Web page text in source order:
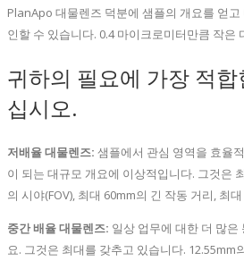
PlanApo 대물렌즈 덕분에 샘플의 개요를 얻
인할 수 있습니다. 0.4 마이크로미터만큼 작은
귀하의 필요에 가장 적
십시오.
저배율 대물렌즈: 샘플에서 관심 영역을 효율
이 되는 대규모 개요에 이상적입니다. 그것은
의 시야(FOV), 최대 60mm의 긴 작동 거리, 최
중간 배율 대물렌즈: 일상 업무에 대한 더 많은
요. 그것은 최대를 갖추고 있습니다. 12.55mm